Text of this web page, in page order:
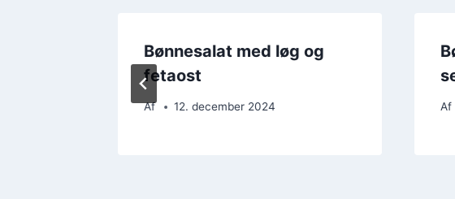
Bønnesalat med løg og
fetaost
Af 12. december 2024 Af